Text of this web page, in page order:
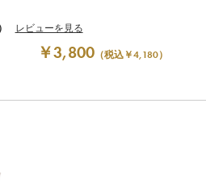
レビューを見る
￥3,800 （税込￥4,180）